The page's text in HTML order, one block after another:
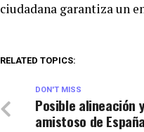
ciudadana garantiza un
RELATED TOPICS:
DON'T MISS
Posible alineación
amistoso de